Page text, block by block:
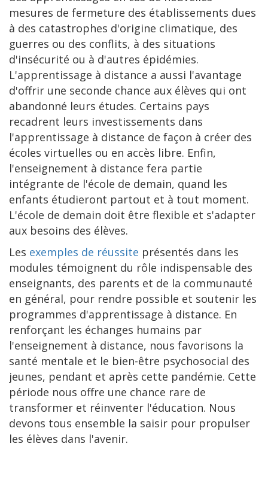
mesures de fermeture des établissements dues
à des catastrophes d'origine climatique, des
guerres ou des conflits, à des situations
d'insécurité ou à d'autres épidémies.
L'apprentissage à distance a aussi l'avantage
d'offrir une seconde chance aux élèves qui ont
abandonné leurs études. Certains pays
recadrent leurs investissements dans
l'apprentissage à distance de façon à créer des
écoles virtuelles ou en accès libre. Enfin,
l'enseignement à distance fera partie
intégrante de l'école de demain, quand les
enfants étudieront partout et à tout moment.
L'école de demain doit être flexible et s'adapter
aux besoins des élèves.
Les exemples de réussite présentés dans les
modules témoignent du rôle indispensable des
enseignants, des parents et de la communauté
en général, pour rendre possible et soutenir les
programmes d'apprentissage à distance. En
renforçant les échanges humains par
l'enseignement à distance, nous favorisons la
santé mentale et le bien-être psychosocial des
jeunes, pendant et après cette pandémie. Cette
période nous offre une chance rare de
transformer et réinventer l'éducation. Nous
devons tous ensemble la saisir pour propulser
les élèves dans l'avenir.